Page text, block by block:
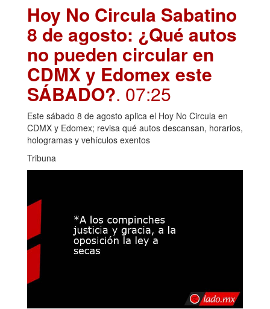
Hoy No Circula Sabatino
8 de agosto: ¿Qué autos
no pueden circular en
CDMX y Edomex este
SÁBADO?. 07:25
Este sábado 8 de agosto aplica el Hoy No Circula en
CDMX y Edomex; revisa qué autos descansan, horarios,
hologramas y vehículos exentos
Tribuna